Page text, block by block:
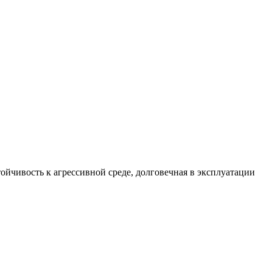
к агрессивной среде, долговечная в эксплуатации